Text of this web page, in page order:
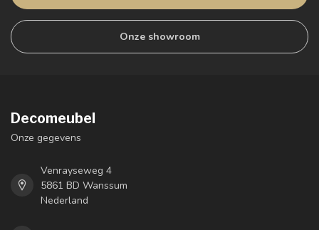
Onze showroom
Decomeubel
Onze gegevens
Venrayseweg 4
5861 BD Wanssum
Nederland